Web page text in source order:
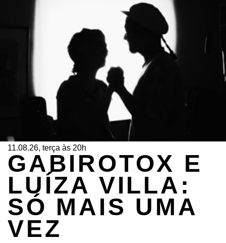
11.08.26, terça às 20h
GABIROTOX E
LUÍZA VILLA:
SÓ MAIS UMA
VEZ